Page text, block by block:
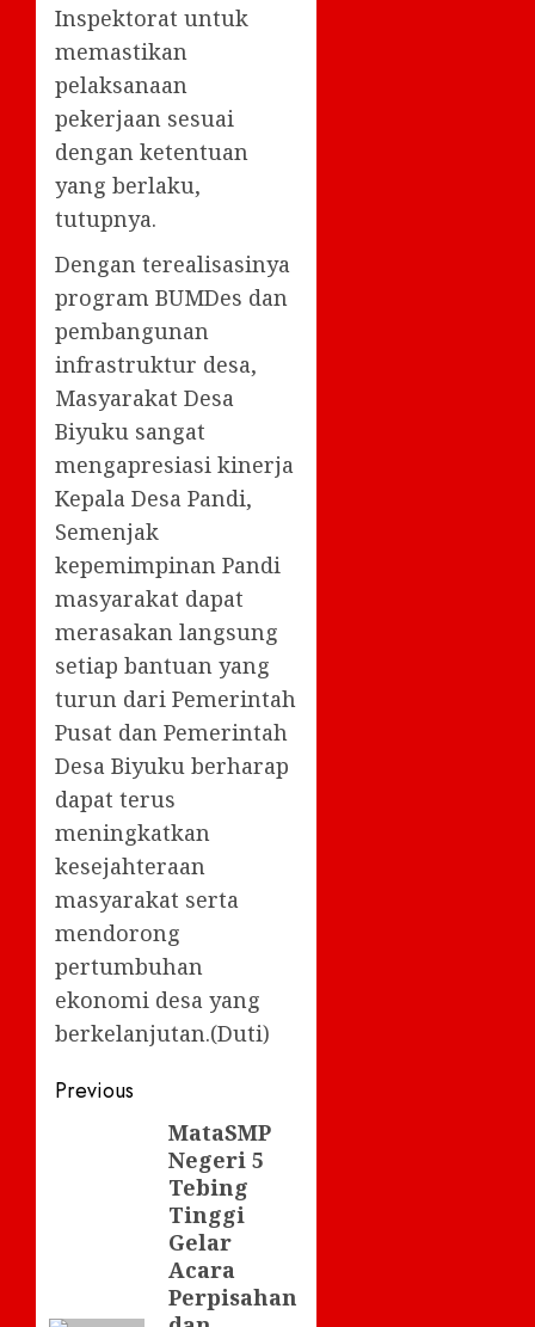
Inspektorat untuk
memastikan
pelaksanaan
pekerjaan sesuai
dengan ketentuan
yang berlaku,
tutupnya.
Dengan terealisasinya
program BUMDes dan
pembangunan
infrastruktur desa,
Masyarakat Desa
Biyuku sangat
mengapresiasi kinerja
Kepala Desa Pandi,
Semenjak
kepemimpinan Pandi
masyarakat dapat
merasakan langsung
setiap bantuan yang
turun dari Pemerintah
Pusat dan Pemerintah
Desa Biyuku berharap
dapat terus
meningkatkan
kesejahteraan
masyarakat serta
mendorong
pertumbuhan
ekonomi desa yang
berkelanjutan.(Duti)
Post
navigation
Previous
MataSMP
Negeri 5
Tebing
Tinggi
Gelar
Acara
Perpisahan